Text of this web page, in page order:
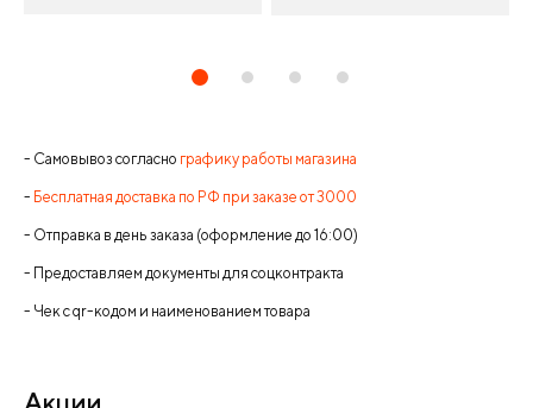
- Самовывоз согласно графику работы магазина
- Бесплатная доставка по РФ при заказе от 3000
- Отправка в день заказа (оформление до 16:00)
- Предоставляем документы для соцконтракта
- Чек с qr-кодом и наименованием товара